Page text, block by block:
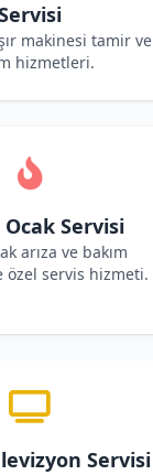
makinesi tamir ve
hizmetleri.
Servisi
arıza ve bakım
özel servis hizmeti.
Servisi